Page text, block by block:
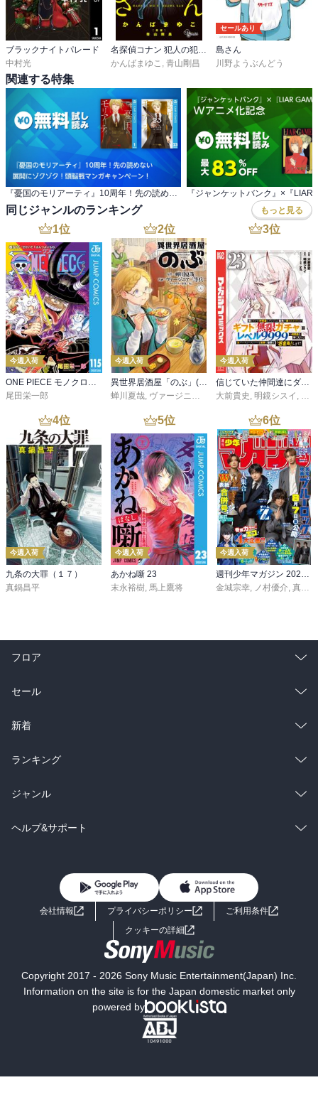
ブラックナイトパレード
中村光
かんばまゆこ
青山剛昌
セールあり
島さん
川野ようぶんどう
関連する特集
同じジャンルのランキング もっと見る
1位
今週入荷
ONE PIECE モノクロ版 115
尾田栄一郎
2位
今週入荷
異世界居酒屋「のぶ」(22)
蝉川夏哉, ヴァージニア二等兵 ,転
3位
今週入荷
信じていた仲間達にダンジョン奥地で殺されかけたがギフト『無限ガチャ』でレベル９９９９の仲間達を手に入れて元パーティーメンバーと世界に復讐＆『ざまぁ！』します！（２３）
大前貴史 , 明鏡シスイ , ｔ
4位
今週入荷
九条の大罪（１７）
真鍋昌平
5位
今週入荷
あかね噺 23
末永裕樹 馬上鷹将
6位
今週入荷
金城宗幸
ノ村優介 真島ヒロ
フロア
総合
ラノベ
雑誌・グラビア
BL・TL
セール
総合
ラノベ
雑誌・グラビア
BL・TL
新着
総合
ラノベ
雑誌・グラビア
ランキング
総合
ラノベ
ジャンル
コミック
ライトノベル 男子向けラノベ
小説
海外小説
ミステリー SF
文学
ヘルプ&サポート
よくあるご質問 お問い合わせ
会社情報 プライバシーポリシー
ご利用条件
クッキーの詳細
Copyright 2017 - 2026 Sony Music Entertainment(Japan) Inc.
Information on the site is for the Japan domestic market only
powered by